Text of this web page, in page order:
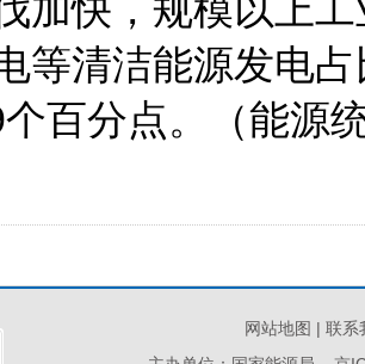
加快，规模以上
等清洁能源发电
百分点。（能源